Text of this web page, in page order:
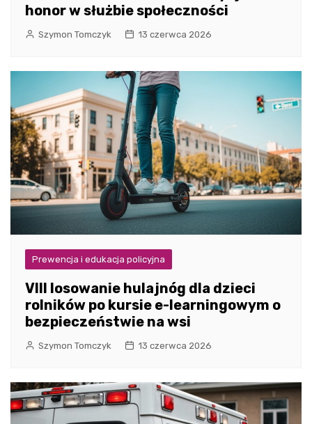
honor w służbie społeczności
Szymon Tomczyk 13 czerwca 2026
Prewencja i edukacja policyjna
VIII losowanie hulajnóg dla dzieci
rolników po kursie e-learningowym o
bezpieczeństwie na wsi
Szymon Tomczyk 13 czerwca 2026